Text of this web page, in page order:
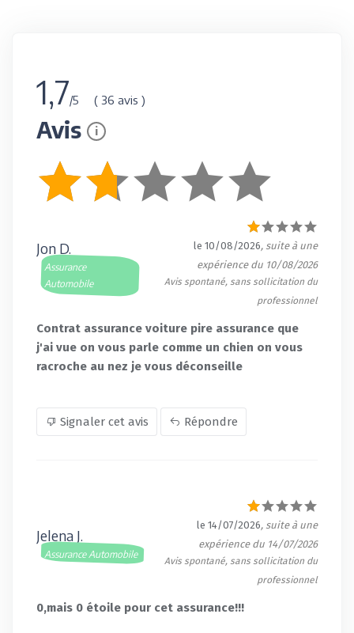
1,7/5 ( 36 avis )
Avis i
Jon D.
Assurance
Automobile
le 10/08/2026, suite à une
expérience du 10/08/2026
Avis spontané, sans sollicitation du
professionnel
Contrat assurance voiture pire assurance que
j'ai vue on vous parle comme un chien on vous
racroche au nez je vous déconseille
Signaler cet avis Répondre
Jelena J.
Assurance Automobile
le 14/07/2026, suite à une
expérience du 14/07/2026
Avis spontané, sans sollicitation du
professionnel
0,mais 0 étoile pour cet assurance!!!